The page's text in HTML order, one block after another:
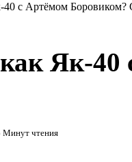
с Артёмом Боровиком?
Як-
Минут чтения